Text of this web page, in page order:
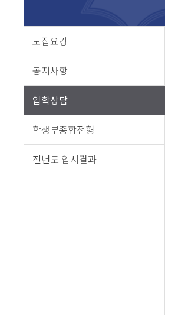
모집요강
공지사항
입학상담
학생부종합전형
전년도 입시결과